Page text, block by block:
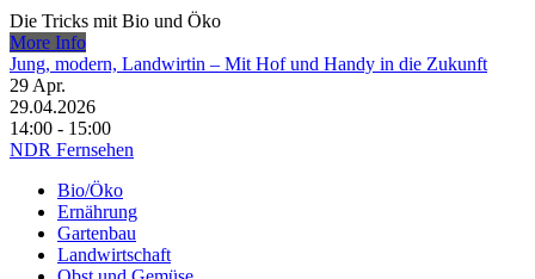
Die Tricks mit Bio und Öko
More Info
Jung, modern, Landwirtin – Mit Hof und Handy in die Zukunft
29 Apr.
29.04.2026
14:00 - 15:00
NDR Fernsehen
Bio/Öko
Ernährung
Gartenbau
Landwirtschaft